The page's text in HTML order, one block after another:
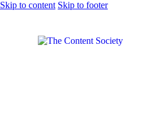
Skip to content Skip to footer